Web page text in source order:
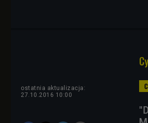
ostatnia aktualizacja:
27.10.2016 10:00